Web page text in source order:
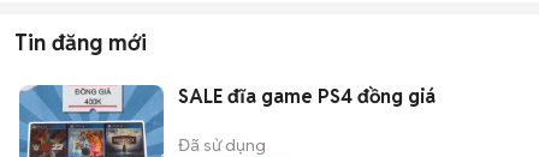
Tin đăng mới
SALE đĩa game PS4 đồng giá
Đã sử dụng